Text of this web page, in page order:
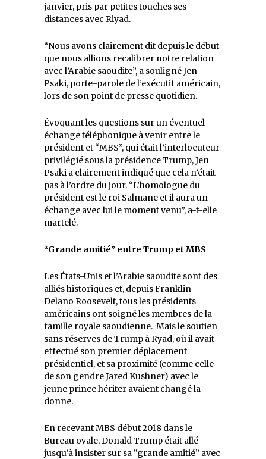
janvier, pris par petites touches ses
distances avec Riyad.
“Nous avons clairement dit depuis le début
que nous allions recalibrer notre relation
avec l’Arabie saoudite”, a souligné Jen
Psaki, porte-parole de l’exécutif américain,
lors de son point de presse quotidien.
Évoquant les questions sur un éventuel
échange téléphonique à venir entre le
président et “MBS”, qui était l’interlocuteur
privilégié sous la présidence Trump, Jen
Psaki a clairement indiqué que cela n’était
pas à l’ordre du jour. “L’homologue du
président est le roi Salmane et il aura un
échange avec lui le moment venu”, a-t-elle
martelé.
“Grande amitié” entre Trump et MBS
Les États-Unis et l’Arabie saoudite sont des
alliés historiques et, depuis Franklin
Delano Roosevelt, tous les présidents
américains ont soigné les membres de la
famille royale saoudienne. Mais le soutien
sans réserves de Trump à Ryad, où il avait
effectué son premier déplacement
présidentiel, et sa proximité (comme celle
de son gendre Jared Kushner) avec le
jeune prince hériter avaient changé la
donne.
En recevant MBS début 2018 dans le
Bureau ovale, Donald Trump était allé
jusqu’à insister sur sa “grande amitié” avec